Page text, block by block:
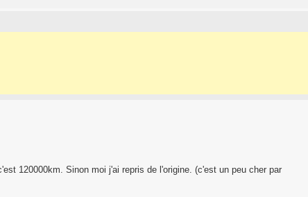
120000km. Sinon moi j'ai repris de l'origine. (c'est un peu cher par